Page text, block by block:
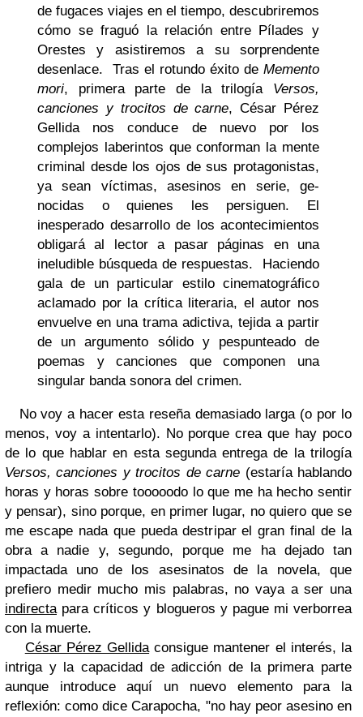
de fugaces viajes en el tiem­po, descubriremos
cómo se fraguó la relación entre Pílades y
Orestes y asistiremos a su sorprendente
desenlace. Tras el rotundo éxito de Memento
mori, primera parte de la trilogía Versos,
canciones y trocitos de carne, César Pé­rez
Gellida nos conduce de nuevo por los
complejos labe­rintos que conforman la mente
criminal desde los ojos de sus protagonistas,
ya sean víctimas, asesinos en serie, ge­
nocidas o quienes les persiguen. El
inesperado desarrollo de los acontecimientos
obligará al lector a pasar páginas en una
ineludible búsqueda de respuestas. Haciendo
gala de un particular estilo cinematográfico
aclamado por la crítica literaria, el autor nos
envuelve en una trama adictiva, tejida a partir
de un argumento sólido y pespunteado de
poemas y canciones que componen una
singular banda sonora del crimen.
No voy a hacer esta reseña demasiado larga (o por lo
menos, voy a intentarlo). No porque crea que hay poco
de lo que hablar en esta segunda entrega de la trilogía
Versos, canciones y trocitos de carne (estaría hablando
horas y horas sobre tooooodo lo que me ha hecho sentir
y pensar), sino porque, en primer lugar, no quiero que se
me escape nada que pueda destripar el gran final de la
obra a nadie y, segundo, porque me ha dejado tan
impactada uno de los asesinatos de la novela, que
prefiero medir mucho mis palabras, no vaya a ser una
indirectapara críticos y blogueros y pague mi verborrea
con la muerte.
César Pérez Gellidaconsigue mantener el interés, la
intriga y la capacidad de adicción de la primera parte
aunque introduce aquí un nuevo elemento para la
reflexión: como dice Carapocha, "no hay peor asesino en